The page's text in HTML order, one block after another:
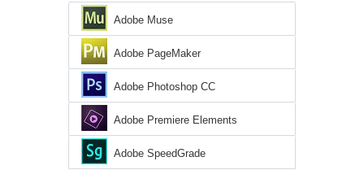
Adobe Muse
Adobe PageMaker
Adobe Photoshop CC
Adobe Premiere Elements
Adobe SpeedGrade